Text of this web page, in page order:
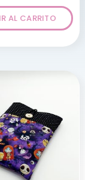
AL CARRITO